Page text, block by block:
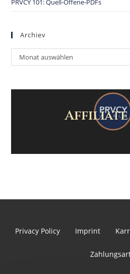
Archiev
Monat auswählen
Affiliate
Privacy Policy Imprint